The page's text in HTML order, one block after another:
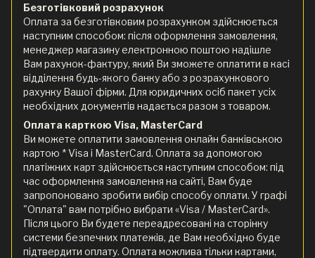
Безготівковий розрахунок
Оплата за безготівковим розрахунком здійснюється
наступним способом: після оформлення замовлення,
менеджер магазину електронною поштою надішле
Вам рахунок-фактуру, який Ви зможете оплатити в касі
відділення будь-якого банку або з розрахункового
рахунку Вашої фірми. Для юридичних осіб пакет усіх
необхідних документів надається разом з товаром.
Оплата карткою Visa, MasterCard
Ви можете оплатити замовлення онлайн банківською
картою * Visa і MasterCard. Оплата за допомогою
платіжних карт здійснюється наступним способом: під
час оформлення замовлення на сайті, Вам буде
запропоновано зробити вибір способу оплати. У графі
"Оплата" вам потрібно вибрати «Visa / MasterCard».
Після цього Ви будете переадресовані на сторінку
системи безпечних платежів, де Вам необхідно буде
підтвердити оплату. Оплата можлива тільки картами,